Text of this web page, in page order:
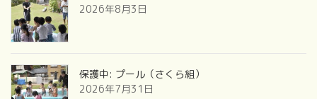
2026年8月3日
保護中: プール（さくら組）
2026年7月31日